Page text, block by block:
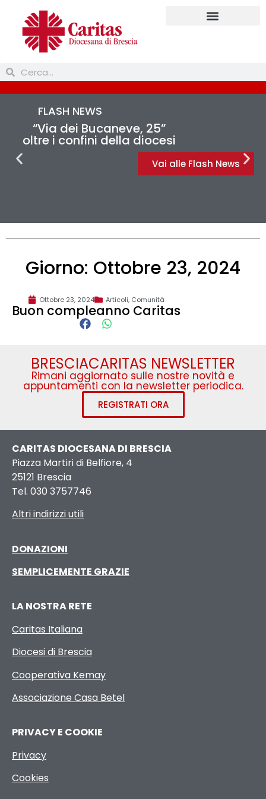
FLASH NEWS
“Via dei Bucaneve, 25”
oltre i confini della diocesi
Vai alle Flash News
Giorno: Ottobre 23, 2024
Ottobre 23, 2024 Articoli, Comunità
Buon compleanno Caritas
BRESCIACARITAS NEWSLETTER
Rimani aggiornato sulle nostre novità e
appuntamenti con la newsletter periodica.
REGISTRATI ORA
CARITAS DIOCESANA DI BRESCIA
Piazza Martiri di Belfiore, 4
25121 Brescia
Tel. 030 3757746
Altri indirizzi utili
DONAZIONI
SEMPLICEMENTE GRAZIE
LA NOSTRA RETE
Caritas Italiana
Diocesi di Brescia
Cooperativa Kemay
Associazione Casa Betel
PRIVACY E COOKIE
Privacy
Cookies